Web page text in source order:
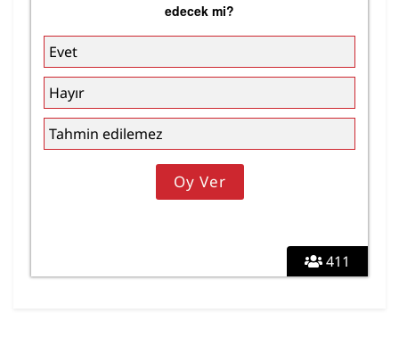
411
edecek mi?
Evet
Hayır
Tahmin edilemez